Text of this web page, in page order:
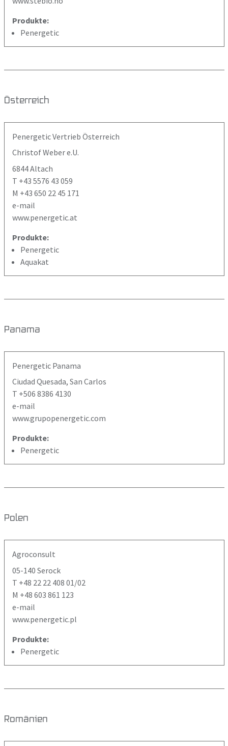
Produkte:
Penergetic
Österreich
Penergetic Vertrieb Österreich
Christof Weber e.U.
6844 Altach
T +43 5576 43 059
M +43 650 22 45 171
e-mail
www.penergetic.at
Produkte:
Penergetic
Aquakat
Panama
Penergetic Panama
Ciudad Quesada, San Carlos
T +506 8386 4130
e-mail
www.grupopenergetic.com
Produkte:
Penergetic
Polen
Agroconsult
05-140 Serock
T +48 22 22 408 01/02
M +48 603 861 123
e-mail
www.penergetic.pl
Produkte:
Penergetic
Romänien